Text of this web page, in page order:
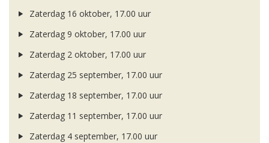
Zaterdag 16 oktober, 17.00 uur
Zaterdag 9 oktober, 17.00 uur
Zaterdag 2 oktober, 17.00 uur
Zaterdag 25 september, 17.00 uur
Zaterdag 18 september, 17.00 uur
Zaterdag 11 september, 17.00 uur
Zaterdag 4 september, 17.00 uur